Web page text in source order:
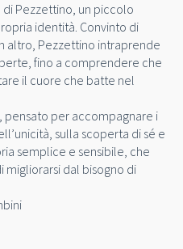
Pezzettino, un piccolo
identità. Convinto di
altro, Pezzettino intraprende
fino a comprendere che
il cuore che batte nel
per accompagnare i
sulla scoperta di sé e
semplice e sensibile, che
migliorarsi dal bisogno di